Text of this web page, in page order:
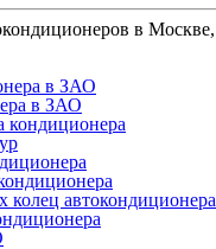
в
в ЗАО
в ЗАО
кондиционера
колец автокондиционера